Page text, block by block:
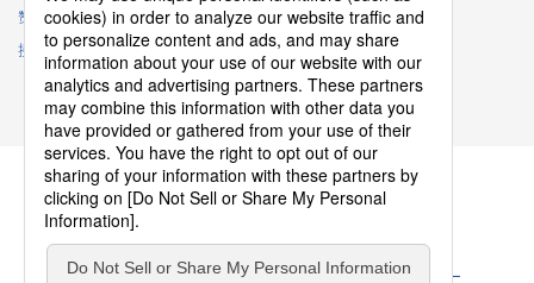
赞助
接触
IR常见问题
IR策略
免责声明
隐私政策 Cookie 政策 ソーシャルメディアポリシー